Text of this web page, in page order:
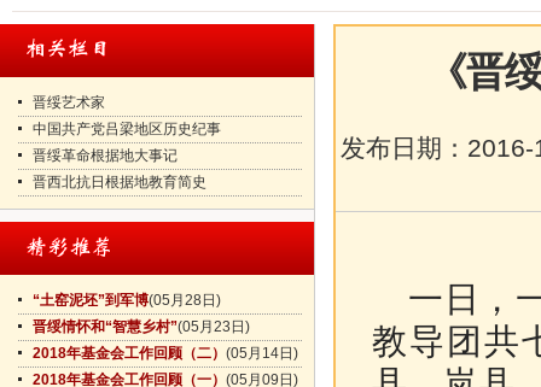
晋绥艺术家
中国共产党吕梁地区历史纪事
晋绥革命根据地大事记
晋西北抗日根据地教育简史
“土窑泥坯”到军博(05月28日)
晋绥情怀和“智慧乡村”(05月23日)
2018年基金会工作回顾（二） (05月14日)
2018年基金会工作回顾（一） (05月09日)
《晋
发布日期： 2016-
一日，
教导团共